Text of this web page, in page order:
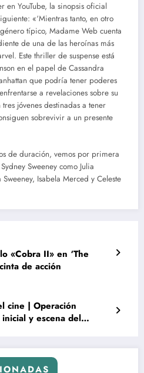
YouTube, la sinopsis oficial
«‘Mientras tanto, en otro
típico, Madame Web cuenta
de una de las heroínas más
Este thriller de suspense está
en el papel de Cassandra
que podría tener poderes
a revelaciones sobre su
jóvenes destinadas a tener
sobrevivir a un presente
de duración, vemos por primera
Sweeney como Julia
Isabela Merced y Celeste
«Cobra II» en ‘The
de acción
cine | Operación
y escena del